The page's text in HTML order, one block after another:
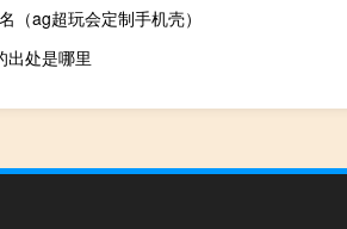
（ag超玩会定制手机壳）
出处是哪里